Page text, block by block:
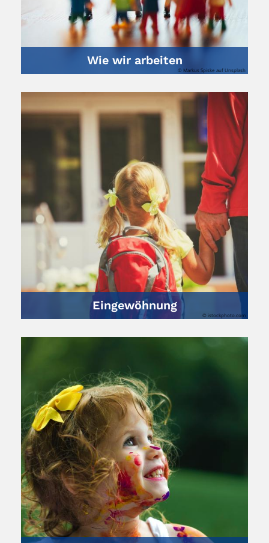
Wie wir arbeiten
© Markus Spiske auf Unsplash
Eingewöhnung
© istockphoto.com